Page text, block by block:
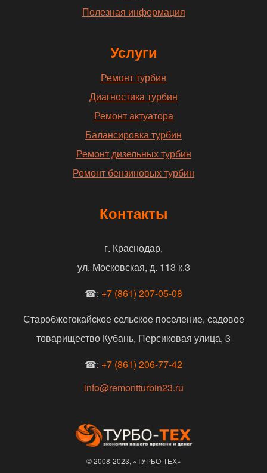
Полезная информация
Услуги
Ремонт турбин
Диагностика турбин
Ремонт актуатора
Балансировка турбин
Ремонт дизельных турбин
Ремонт бензиновых турбин
Контакты
г. Краснодар,
ул. Московская, д. 113 к.3
☎: +7 (861) 207-05-08
Старобжегокайское сельское поселение, садовое
товарищество Кубань, Персиковая улица, 3
☎: +7 (861) 206-77-42
info@remontturbin23.ru
© 2008-2023, «ТУРБО-ТЕХ»